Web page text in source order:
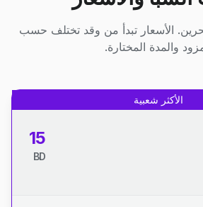
الأسعار تبدأ من وقد تختلف حسب
والمدة المختارة.
الأكثر شعبية
15
BD